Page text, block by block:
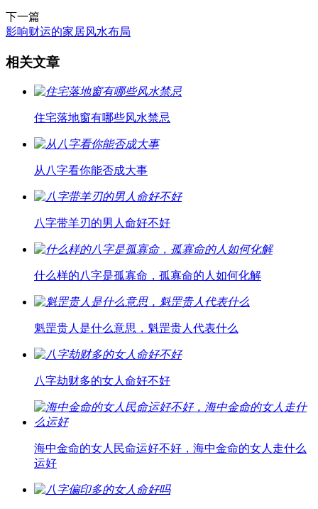
下一篇
影响财运的家居风水布局
相关文章
住宅落地窗有哪些风水禁忌
从八字看你能否成大事
八字带羊刃的男人命好不好
什么样的八字是孤寡命，孤寡命的人如何化解
魁罡贵人是什么意思，魁罡贵人代表什么
八字劫财多的女人命好不好
海中金命的女人民命运好不好，海中金命的女人走什么
运好